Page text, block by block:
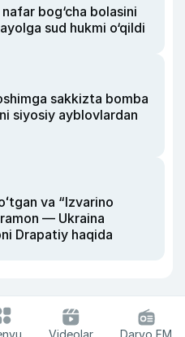
bog‘cha bolasini
sud hukmi o‘qildi
sakkizta bomba
siyosiy ayblovlardan
va “Izvarino
— Ukraina
Drapatiy haqida
Videolar Daryo FM